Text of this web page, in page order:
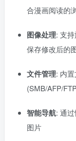
合漫画阅读的
图像处理: 支
保存修改后的
文件管理: 内
(SMB/AFP/
智能导航: 通
图片